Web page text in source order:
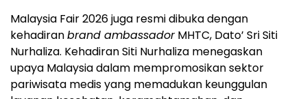
Malaysia Fair 2026 juga resmi dibuka dengan
kehadiranbrand ambassadorMHTC, Dato’ Sri Siti
Nurhaliza. Kehadiran Siti Nurhaliza menegaskan
upaya Malaysia dalam mempromosikan sektor
pariwisata medis yang memadukan keunggulan